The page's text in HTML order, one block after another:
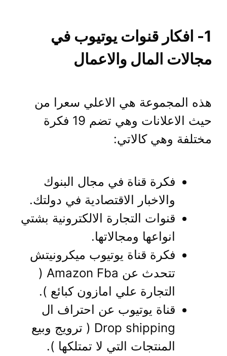
1- افكار قنوات يوتيوب في
مجالات المال والاعمال
هذه المجموعة هي الاعلي سعرا من
حيث الاعلانات وهي تضم 19 فكرة
مختلفة وهي كالاتي:
فكرة قناة في مجال البنوك
والاخبار الاقتصادية في دولتك.
قنوات التجارة الالكترونية بشتي
انواعها ومجالاتها.
فكرة قناة يوتيوب ميكرونيتش
تتحدث عن Amazon Fba (
التجارة علي امازون كبائع ).
قناة يوتيوب عن احتراف ال
Drop shipping ( ترويج وبيع
المنتجات التي لا تمتلكها ).